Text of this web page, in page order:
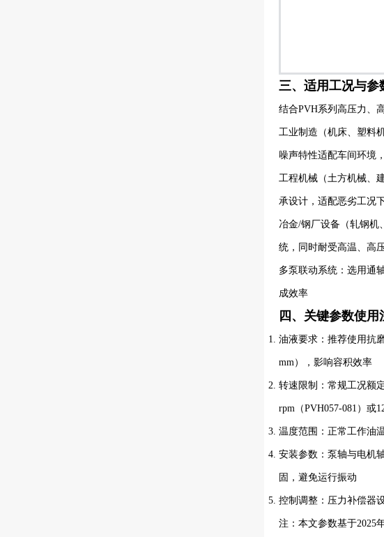
三、适用工况与参
结合PVH系列高压力、
工业制造（机床、塑料
噪声特性适配车间环境
工程机械（土方机械、
承设计，适配恶劣工况
冶金/钢厂设备（轧钢机
统，同时耐受高温、高
多泵联动系统：选用通
成效率
四、关键参数使用
油液要求：推荐使用抗
mm），影响容积效率
转速限制：常规工况额
rpm（PVH057-081）或
温度范围：正常工作油
安装参数：泵轴与电机
固，避免运行振动
控制调整：压力补偿器
注：本文参数基于2025